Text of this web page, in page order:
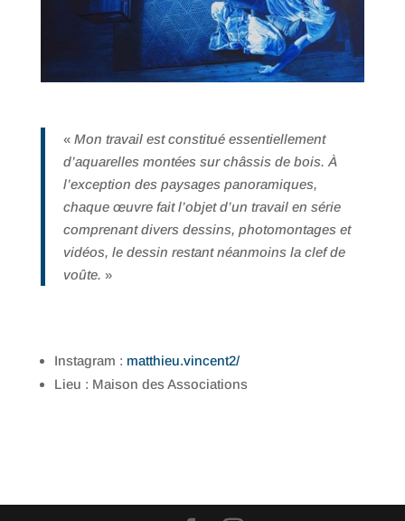
« Mon travail est constitué essentiellement
d’aquarelles montées sur châssis de bois. À
l’exception des paysages panoramiques,
chaque œuvre fait l’objet d’un travail en série
comprenant divers dessins, photomontages et
vidéos, le dessin restant néanmoins la clef de
voûte. »
Instagram : matthieu.vincent2/
Lieu : Maison des Associations